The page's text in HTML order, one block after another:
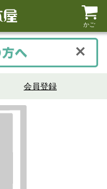
かご
会員登録